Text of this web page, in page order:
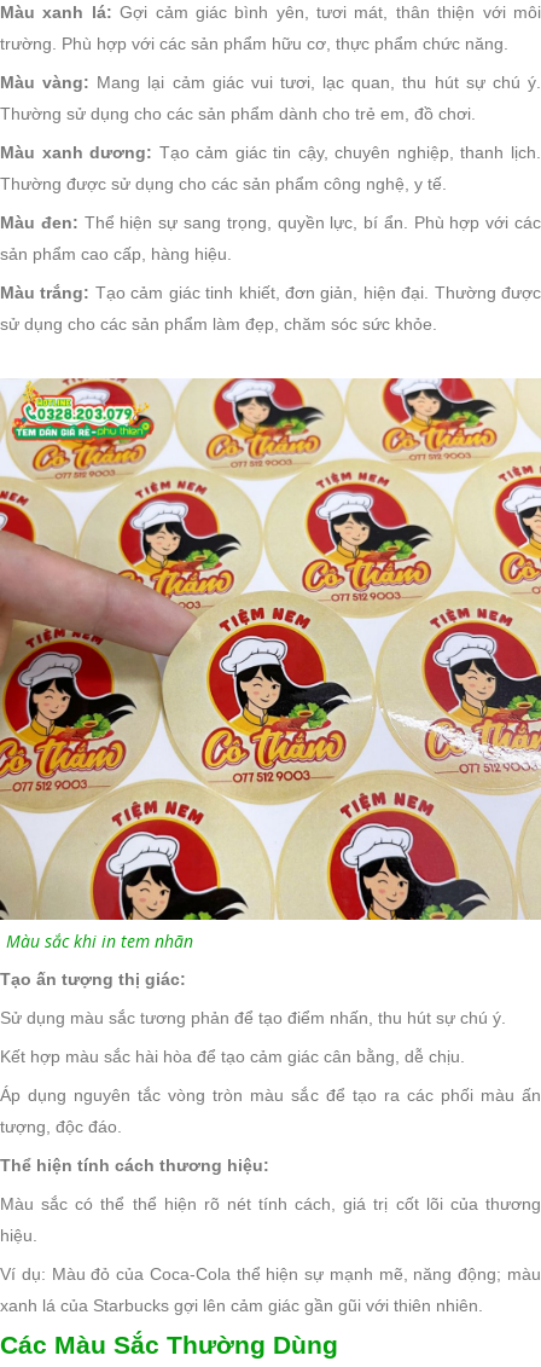
Màu xanh lá: Gợi cảm giác bình yên, tươi mát, thân thiện với môi
trường. Phù hợp với các sản phẩm hữu cơ, thực phẩm chức năng.
Màu vàng: Mang lại cảm giác vui tươi, lạc quan, thu hút sự chú ý.
Thường sử dụng cho các sản phẩm dành cho trẻ em, đồ chơi.
Màu xanh dương: Tạo cảm giác tin cậy, chuyên nghiệp, thanh lịch.
Thường được sử dụng cho các sản phẩm công nghệ, y tế.
Màu đen: Thể hiện sự sang trọng, quyền lực, bí ẩn. Phù hợp với các
sản phẩm cao cấp, hàng hiệu.
Màu trắng: Tạo cảm giác tinh khiết, đơn giản, hiện đại. Thường được
sử dụng cho các sản phẩm làm đẹp, chăm sóc sức khỏe.
Màu sắc khi in tem nhãn
Tạo ấn tượng thị giác:
Sử dụng màu sắc tương phản để tạo điểm nhấn, thu hút sự chú ý.
Kết hợp màu sắc hài hòa để tạo cảm giác cân bằng, dễ chịu.
Áp dụng nguyên tắc vòng tròn màu sắc để tạo ra các phối màu ấn
tượng, độc đáo.
Thể hiện tính cách thương hiệu:
Màu sắc có thể thể hiện rõ nét tính cách, giá trị cốt lõi của thương
hiệu.
Ví dụ: Màu đỏ của Coca-Cola thể hiện sự mạnh mẽ, năng động; màu
xanh lá của Starbucks gợi lên cảm giác gần gũi với thiên nhiên.
Các Màu Sắc Thường Dùng